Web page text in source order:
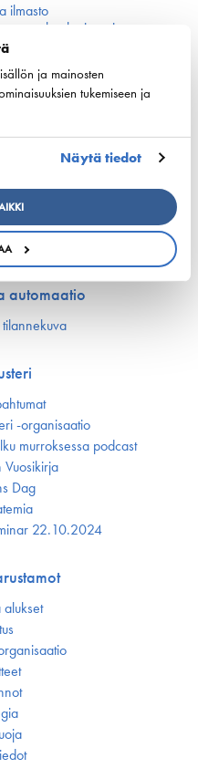
ja mainosten
tukemiseen ja
Näytä tiedot
ilmasto
teknologiaan ja
uusissa aluksissa
osaaminen
asiat
Yrityskylä
mahdollisuuksiin
automaatio
-organisaatio
murroksessa podcast
Dag
22.10.2024